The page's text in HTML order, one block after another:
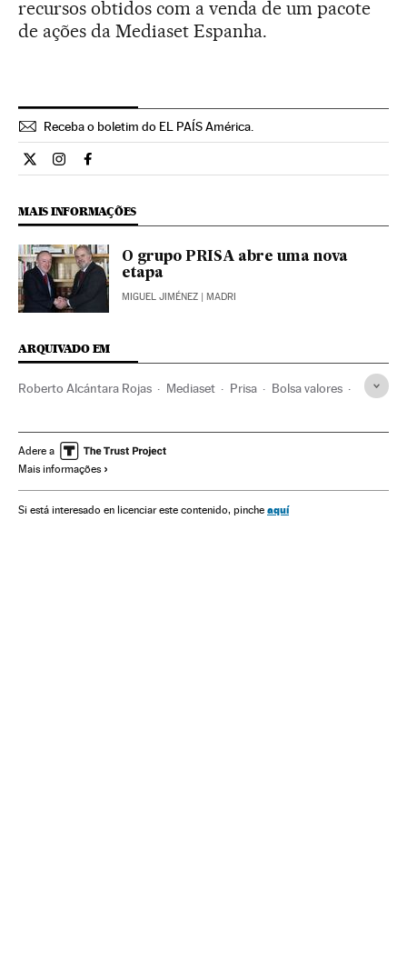
recursos obtidos com a venda de um pacote
de ações da Mediaset Espanha.
Receba o boletim do EL PAÍS América.
Economia El País Brasil en Twitter
Economia El País Brasil en Instagram
Economia El País Brasil en Facebook
MAIS INFORMAÇÕES
O grupo PRISA abre uma nova
etapa
MIGUEL JIMÉNEZ | MADRI
ARQUIVADO EM
Roberto Alcántara Rojas Mediaset Prisa Bolsa valores
Mercados financeiros Meios comunicação
Comunicação
Adere a
Mais informações
Si está interesado en licenciar este contenido, pinche aquí